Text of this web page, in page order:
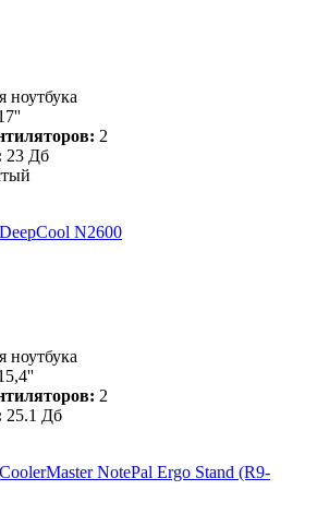
ноутбука
2
23 Дб
N2600
ноутбука
2
25.1 Дб
NotePal Ergo Stand (R9-